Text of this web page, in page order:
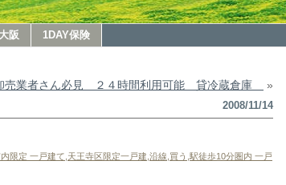
阪 1DAY保険
売業者さん必見 ２４時間利用可能 貸冷蔵倉庫
»
2008/11/14
限定 一戸建て 天王寺区限定一戸建 沿線 買う 駅徒歩10分圏内 一戸